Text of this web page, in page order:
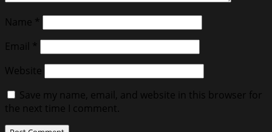
Name *
Email
*
Website
Save my name, email, and website in this browser for
the next time I comment.